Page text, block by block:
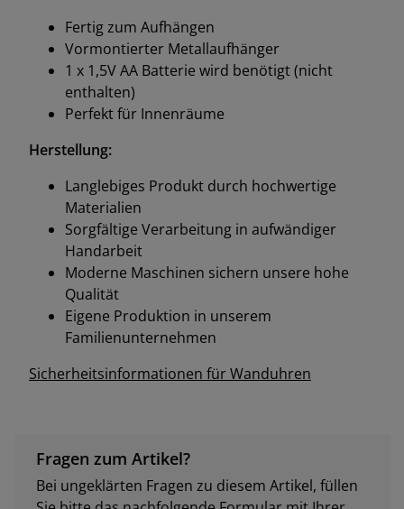
Fertig zum Aufhängen
Vormontierter Metallaufhänger
1 x 1,5V AA Batterie wird benötigt (nicht
enthalten)
Perfekt für Innenräume
Herstellung:
Langlebiges Produkt durch hochwertige
Materialien
Sorgfältige Verarbeitung in aufwändiger
Handarbeit
Moderne Maschinen sichern unsere hohe
Qualität
Eigene Produktion in unserem
Familienunternehmen
Sicherheitsinformationen für Wanduhren
Fragen zum Artikel?
Bei ungeklärten Fragen zu diesem Artikel, füllen